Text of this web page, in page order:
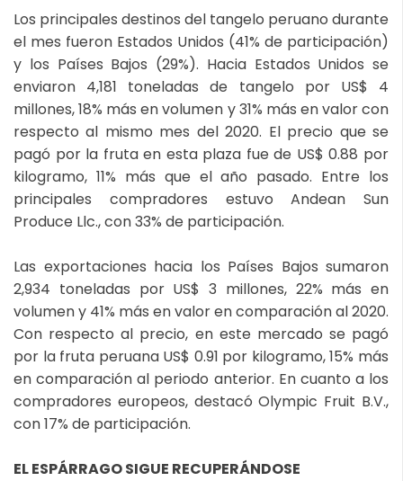
Los principales destinos del tangelo peruano durante
el mes fueron Estados Unidos (41% de participación)
y los Países Bajos (29%). Hacia Estados Unidos se
enviaron 4,181 toneladas de tangelo por US$ 4
millones, 18% más en volumen y 31% más en valor con
respecto al mismo mes del 2020. El precio que se
pagó por la fruta en esta plaza fue de US$ 0.88 por
kilogramo, 11% más que el año pasado. Entre los
principales compradores estuvo Andean Sun
Produce Llc., con 33% de participación.
Las exportaciones hacia los Países Bajos sumaron
2,934 toneladas por US$ 3 millones, 22% más en
volumen y 41% más en valor en comparación al 2020.
Con respecto al precio, en este mercado se pagó
por la fruta peruana US$ 0.91 por kilogramo, 15% más
en comparación al periodo anterior. En cuanto a los
compradores europeos, destacó Olympic Fruit B.V.,
con 17% de participación.
EL ESPÁRRAGO SIGUE RECUPERÁNDOSE